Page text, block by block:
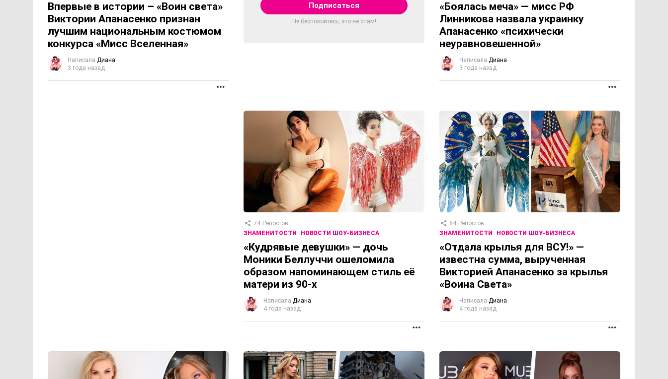
Впервые в истории – «Воин света»
Виктории Апанасенко признан
лучшим национальным костюмом
конкурса «Мисс Вселенная»
Написала Диана
3 года назад
Не беспокойтесь, это не спам!
«Боялась меча» — мисс РФ
Линникова назвала украинку
Апанасенко «психически
неуравновешенной»
Написала Диана
3 года назад
74 Репостов
ЗНАМЕНИТОСТИ
НОВОСТИ ШОУ-БИЗНЕСА
«Кудрявые девушки» — дочь
Моники Беллуччи ошеломила
образом напоминающем стиль её
матери из 90-х
Написала Диана
4 года назад
84 Репостов
ЗНАМЕНИТОСТИ
НОВОСТИ ШОУ-БИЗНЕСА
«Отдала крылья для ВСУ!» —
известна сумма, вырученная
Викторией Апанасенко за крылья
«Воина Света»
Написала Диана
4 года назад